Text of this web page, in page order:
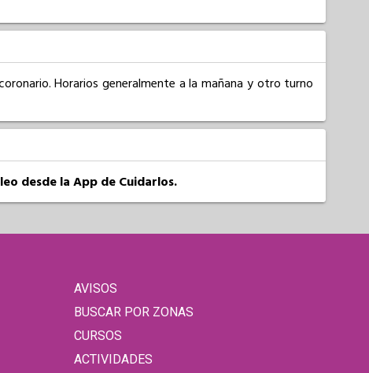
Horarios generalmente a la mañana y otro turno
desde la App de Cuidarlos.
AVISOS
BUSCAR POR ZONAS
CURSOS
ACTIVIDADES